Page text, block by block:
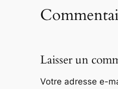
Laisser un
Votre adresse e-